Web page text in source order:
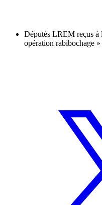
Députés LREM reçus à
opération rabibochage